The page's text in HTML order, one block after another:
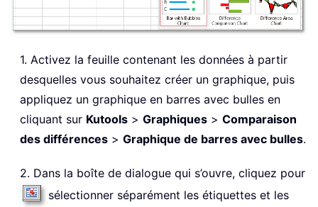
1. Activez la feuille contenant les données à partir
desquelles vous souhaitez créer un graphique, puis
appliquez un graphique en barres avec bulles en
cliquant sur Kutools > Graphiques > Comparaison
des différences > Graphique de barres avec bulles.
2. Dans la boîte de dialogue qui s’ouvre, cliquez pour
sélectionner séparément les étiquettes et les